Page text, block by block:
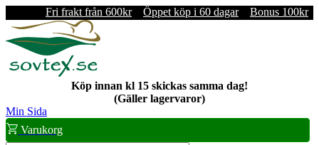
Fri frakt från 600kr Öppet köp i 60 dagar Bonus 100kr
Köp innan kl 15 skickas samma dag!
(Gäller lagervaror)
Min Sida
Varukorg